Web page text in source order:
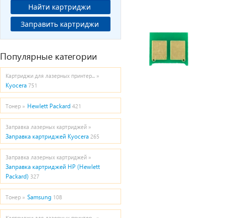
Найти картриджи
Заправить картриджи
Популярные категории
Картриджи для лазерных принтер... »
Kyocera 751
Тонер » Hewlett Packard 421
Заправка лазерных картриджей »
Заправка картриджей Kyocera 265
Заправка лазерных картриджей »
Заправка картриджей HP (Hewlett
Packard) 327
Тонер » Samsung 108